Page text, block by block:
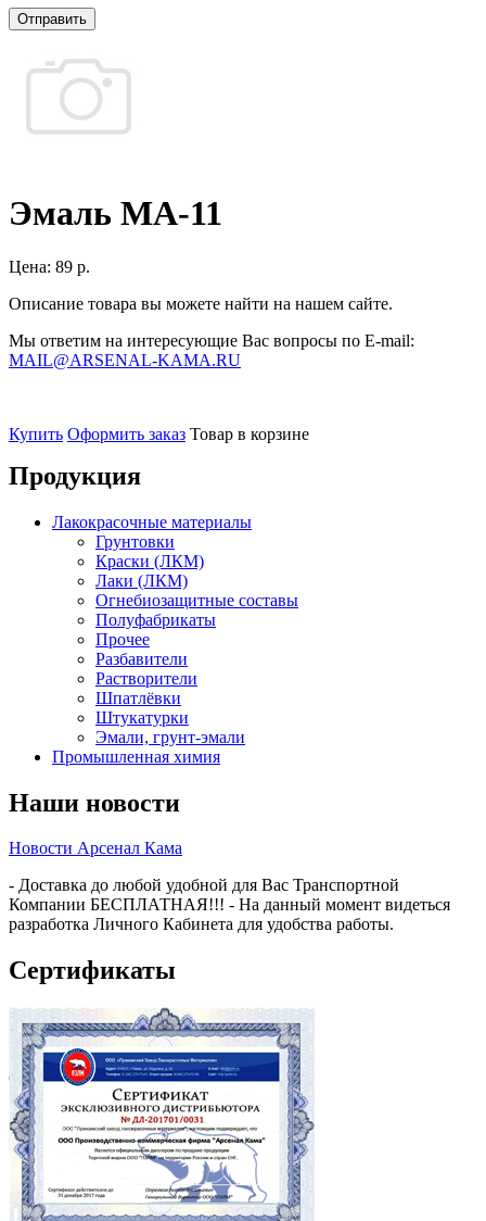
Отправить
Эмаль МА-11
Цена: 89 р.
Описание товара вы можете найти на нашем сайте.
Мы ответим на интересующие Вас вопросы по E-mail:
MAIL@ARSENAL-KAMA.RU
Купить Оформить заказ Товар в корзине
Продукция
Лакокрасочные материалы
Грунтовки
Краски (ЛКМ)
Лаки (ЛКМ)
Огнебиозащитные составы
Полуфабрикаты
Прочее
Разбавители
Растворители
Шпатлёвки
Штукатурки
Эмали, грунт-эмали
Промышленная химия
Наши новости
Новости Арсенал Кама
- Доставка до любой удобной для Вас Транспортной
Компании БЕСПЛАТНАЯ!!! - На данный момент видеться
разработка Личного Кабинета для удобства работы.
Сертификаты